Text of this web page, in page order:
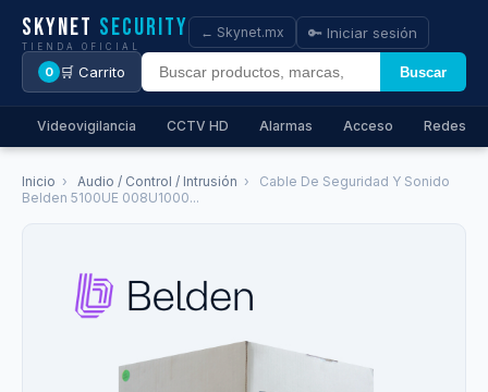
Skynet Security
TIENDA OFICIAL
Buscar
← Skynet.mx 🔑 Iniciar sesión
0 🛒 Carrito
Videovigilancia CCTV HD Alarmas Acceso Redes
Inicio › Audio / Control / Intrusión ›
Cable De Seguridad Y Sonido
Belden 5100UE 008U1000...